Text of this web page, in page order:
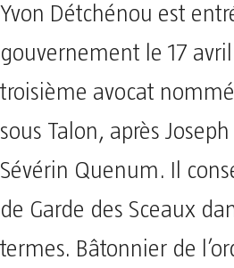
Yvon Détchénou est
gouvernement le 17
troisième avocat
sous Talon, après
Sévérin Quenum. Il
de Garde des Sceaux
termes. Bâtonnier de